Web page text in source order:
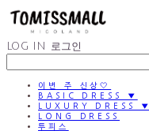
LOG IN 로그인
이번 주 신상🤍
BASIC DRESS ▼
LUXURY DRESS ▼
LONG DRESS
투피스